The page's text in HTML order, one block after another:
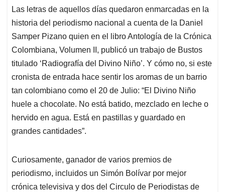
Las letras de aquellos días quedaron enmarcadas en la
historia del periodismo nacional a cuenta de la Daniel
Samper Pizano quien en el libro Antología de la Crónica
Colombiana, Volumen II, publicó un trabajo de Bustos
titulado ‘Radiografía del Divino Niño’. Y cómo no, si este
cronista de entrada hace sentir los aromas de un barrio
tan colombiano como el 20 de Julio: “El Divino Niño
huele a chocolate. No está batido, mezclado en leche o
hervido en agua. Está en pastillas y guardado en
grandes cantidades”.
Curiosamente, ganador de varios premios de
periodismo, incluidos un Simón Bolívar por mejor
crónica televisiva y dos del Circulo de Periodistas de